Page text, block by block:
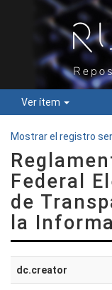
Ver ítem
Mostrar el registro
Federal
de
la
dc.creator